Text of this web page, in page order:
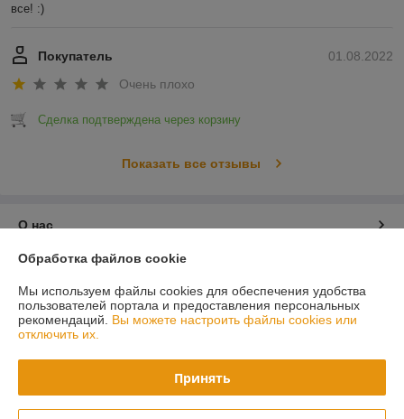
все! :)
01.08.2022
Покупатель
Очень плохо
Сделка подтверждена через корзину
Показать все отзывы
О нас
Контакты
Доставка и оплата
Полная версия сайта
Обработка файлов cookie
Мы используем файлы cookies для обеспечения удобства
пользователей портала и предоставления персональных
рекомендаций. Вы можете настроить файлы cookies или
отключить их.
Принять